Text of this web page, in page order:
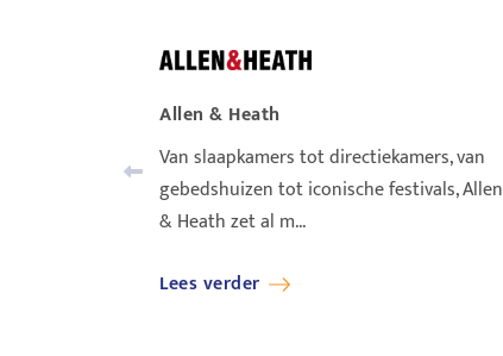
Allen & Heath
Van slaapkamers tot directiekamers, van
gebedshuizen tot iconische festivals, Allen
& Heath zet al m...
Lees verder